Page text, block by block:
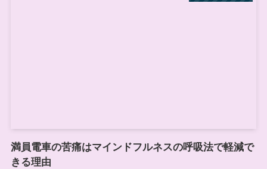
満員電車の苦痛はマインドフルネスの呼吸法で軽減で
きる理由